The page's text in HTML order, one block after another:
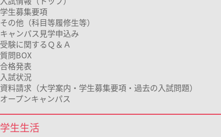
学生募集要項
その他（科目等履修生等）
キャンパス見学申込み
受験に関するＱ＆Ａ
質問BOX
合格発表
入試状況
資料請求（大学案内・学生募集要項・過去の入試問題）
オープンキャンパス
学生生活